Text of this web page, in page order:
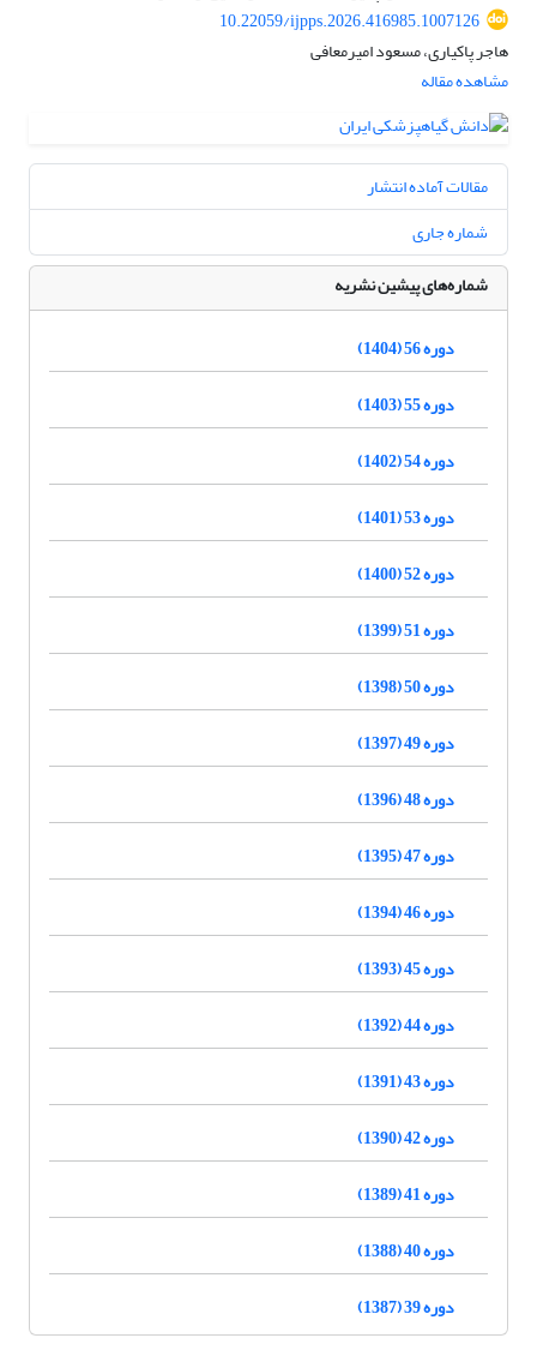
10.22059/ijpps.2026.416985.1007126
هاجر پاکیاری، مسعود امیرمعافی
مشاهده مقاله
مقالات آماده انتشار
شماره جاری
شماره‌های پیشین نشریه
دوره 56 (1404)
دوره 55 (1403)
دوره 54 (1402)
دوره 53 (1401)
دوره 52 (1400)
دوره 51 (1399)
دوره 50 (1398)
دوره 49 (1397)
دوره 48 (1396)
دوره 47 (1395)
دوره 46 (1394)
دوره 45 (1393)
دوره 44 (1392)
دوره 43 (1391)
دوره 42 (1390)
دوره 41 (1389)
دوره 40 (1388)
دوره 39 (1387)